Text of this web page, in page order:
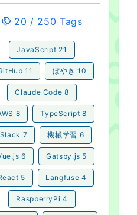
20 / 250 Tags
JavaScript 21
11 ぼやき 10
Claude Code 8
8 TypeScript 8
Slack 7 機械学習 6
6 Gatsby.js 5
5 Langfuse 4
RaspberryPi 4